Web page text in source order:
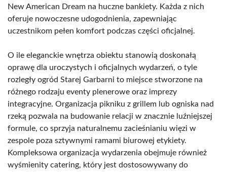
New American Dream na huczne bankiety. Każda z nich
oferuje nowoczesne udogodnienia, zapewniając
uczestnikom pełen komfort podczas części oficjalnej.
O ile eleganckie wnętrza obiektu stanowią doskonałą
oprawę dla uroczystych i oficjalnych wydarzeń, o tyle
rozległy ogród Starej Garbarni to miejsce stworzone na
różnego rodzaju eventy plenerowe oraz imprezy
integracyjne. Organizacja pikniku z grillem lub ogniska nad
rzeką pozwala na budowanie relacji w znacznie luźniejszej
formule, co sprzyja naturalnemu zacieśnianiu więzi w
zespole poza sztywnymi ramami biurowej etykiety.
Kompleksowa organizacja wydarzenia obejmuje również
wyśmienity catering, który jest dostosowywany do